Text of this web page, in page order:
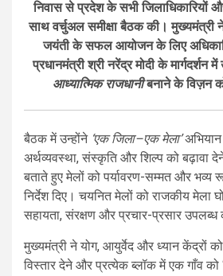
निवास से प्रदेश के सभी जिलाधिकारियों
साथ वर्चुअल समीक्षा बैठक की। मुख्यमंत्री
जयंती के सफल आयोजन के लिए
प्रधानमंत्री श्री नरेंद्र मोदी के मार्गदर्शन
आध्यात्मिक राजधानीबनाने के विज़न
बैठक में उन्होंने ‘एक जिला–एक मेला’अभियान
अर्थव्यवस्था, संस्कृति और शिल्प को बढ़ावा
बताते हुए मेलों को पर्यावरण-सम्मत और
निर्देश दिए। चयनित मेलों को राजकीय मेला
सहायता, संरक्षण और प्रचार-प्रसार उपलब्ध
मुख्यमंत्री ने योग, आयुर्वेद और ध्यान केंद्रों
विस्तार देने और प्रत्येक ब्लॉक में एक गाँव को